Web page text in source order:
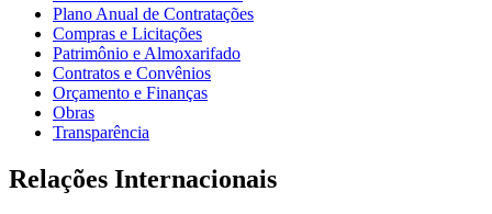
Plano Anual de Contratações
Compras e Licitações
Patrimônio e Almoxarifado
Contratos e Convênios
Orçamento e Finanças
Obras
Transparência
Relações Internacionais